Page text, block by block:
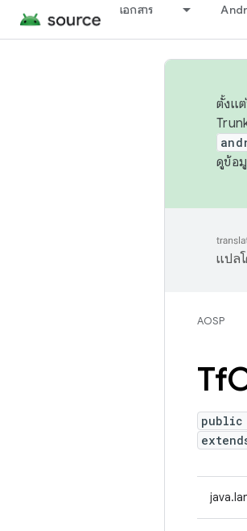
เอกสาร
ตั้งแ
ดูข้อ
แปล
AOSP
Tf
public